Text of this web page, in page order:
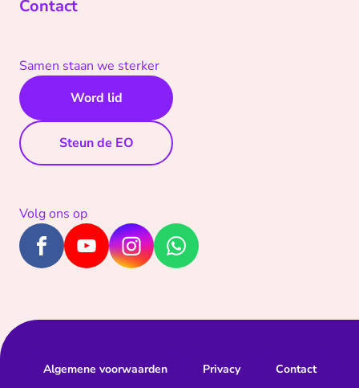
Contact
Samen staan we sterker
Word lid
Steun de EO
Volg ons op
Algemene voorwaarden Privacy Contact